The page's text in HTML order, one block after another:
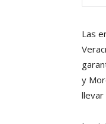
Las
y
llevar